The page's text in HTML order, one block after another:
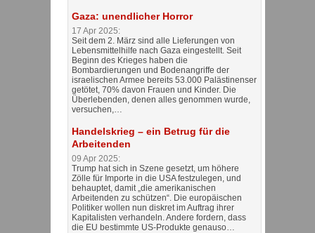
Gaza: unendlicher Horror
17 Apr 2025:
Seit dem 2. März sind alle Lieferungen von
Lebensmittelhilfe nach Gaza eingestellt. Seit
Beginn des Krieges haben die
Bombardierungen und Bodenangriffe der
israelischen Armee bereits 53.000 Palästinenser
getötet, 70% davon Frauen und Kinder. Die
Überlebenden, denen alles genommen wurde,
versuchen,…
Handelskrieg – ein Betrug für die
Arbeitenden
09 Apr 2025:
Trump hat sich in Szene gesetzt, um höhere
Zölle für Importe in die USA festzulegen, und
behauptet, damit „die amerikanischen
Arbeitenden zu schützen“. Die europäischen
Politiker wollen nun diskret im Auftrag ihrer
Kapitalisten verhandeln. Andere fordern, dass
die EU bestimmte US-Produkte genauso…